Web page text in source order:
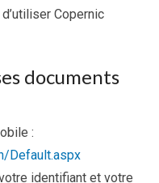
Copernic
documents
:
Default.aspx
identifiant et votre